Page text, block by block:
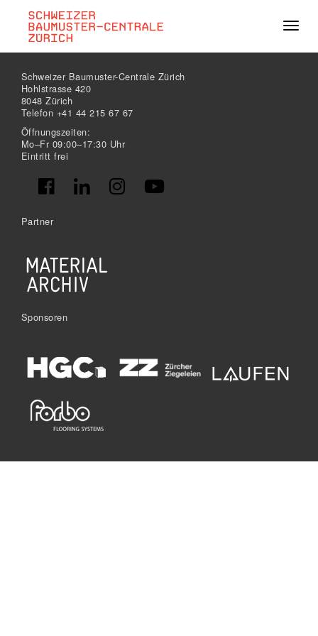
Schweizer Baumuster-Centrale Zürich
Hohlstrasse 420
8048 Zürich
Telefon +41 44 215 67 67
Öffnungszeiten:
Mo–Fr 09:00–17:30 Uhr
Eintritt frei
Partner
Sponsoren